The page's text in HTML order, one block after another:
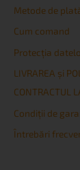
Metode de
Cum comand
Protecția
LIVRAREA și
CONTRACTUL
Condiţii de
Întrebări